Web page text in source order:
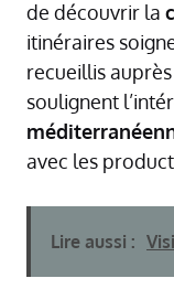
de découvrir la
itinéraires
recueillis
soulignent
avec les
Lire aussi :